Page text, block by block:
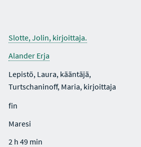
Slotte, Jolin, kirjoittaja.
Alander Erja
Lepistö, Laura, kääntäjä,
Turtschaninoff, Maria, kirjoittaja
fin
Maresi
2 h 49 min